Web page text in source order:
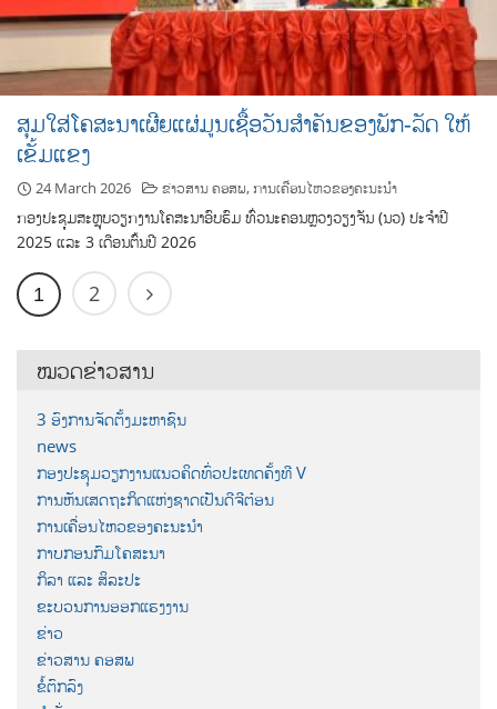
ສຸມໃສ່ໂຄສະນາເຜີຍແຜ່ມູນເຊື້ອວັນສໍາຄັນຂອງພັກ-ລັດ ໃຫ້
ເຂັ້ມແຂງ
24 March 2026 ຂ່າວສານ ຄອສພ,ການເຄື່ອນໄຫວຂອງຄະນະນຳ
ກອງປະຊຸຸມສະຫຼຸບວຽກງານໂຄສະນາອົບຮົມ ທົ່ວນະຄອນຫຼວງວຽງຈັນ (ນວ) ປະຈຳປີ
2025 ແລະ 3 ເດືອນຕົ້ນປີ 2026
1 2
ໝວດຂ່າວສານ
3 ອົງການຈັດຕັ້ງມະຫາຊົນ
news
ກອງປະຊຸມວຽກງານແນວຄິດທົ່ວປະເທດຄັ້ງທີ V
ການຫັນເສດຖະກິດແຫ່ງຊາດເປັນດີຈີຕ໋ອນ
ການເຄື່ອນໄຫວຂອງຄະນະນຳ
ກາບກອນກົມໂຄສະນາ
ກິລາ ແລະ ສິລະປະ
ຂະບວນການອອກແຮງງານ
ຂ່າວ
ຂ່າວສານ ຄອສພ
ຂໍ້ຕົກລົງ